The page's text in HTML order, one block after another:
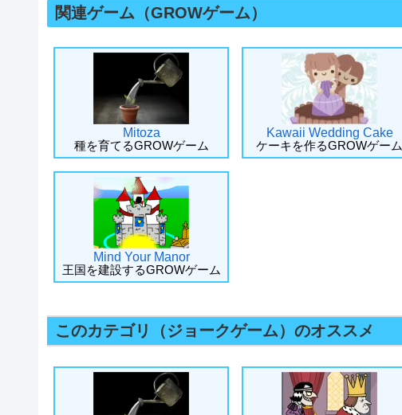
関連ゲーム（GROWゲーム）
Mitoza
種を育てるGROWゲーム
Kawaii Wedding Cake
ケーキを作るGROWゲーム
Mind Your Manor
王国を建設するGROWゲーム
このカテゴリ（ジョークゲーム）のオススメ